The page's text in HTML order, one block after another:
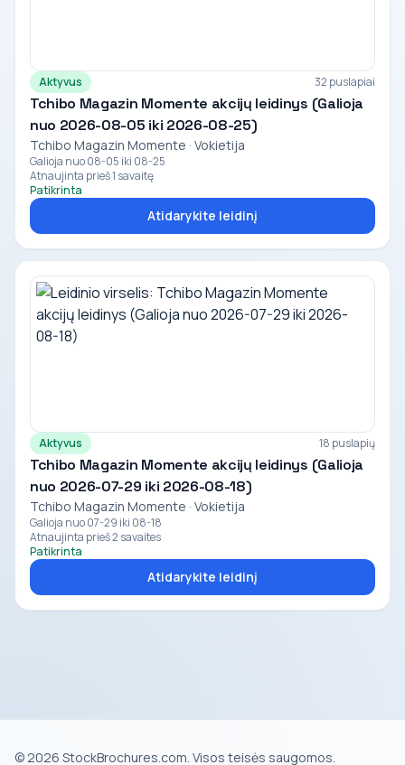
Aktyvus 32 puslapiai
Tchibo Magazin Momente akcijų leidinys (Galioja
nuo 2026-08-05 iki 2026-08-25)
Tchibo Magazin Momente · Vokietija
Galioja nuo 08-05 iki 08-25
Atnaujinta prieš 1 savaitę
Patikrinta
Atidarykite leidinį
Aktyvus 18 puslapių
Tchibo Magazin Momente akcijų leidinys (Galioja
nuo 2026-07-29 iki 2026-08-18)
Tchibo Magazin Momente · Vokietija
Galioja nuo 07-29 iki 08-18
Atnaujinta prieš 2 savaites
Patikrinta
Atidarykite leidinį
© 2026 StockBrochures.com. Visos teisės saugomos.